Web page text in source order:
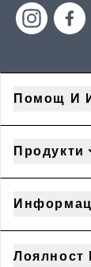
Помощ И
Продукти
Лоялност